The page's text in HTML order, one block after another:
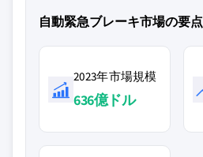
自動緊急ブレーキ市場の要点
2023年市場規模
636億ドル